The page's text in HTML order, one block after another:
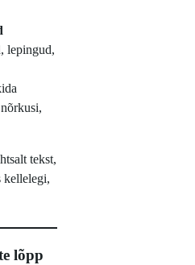
lepingud,
tekst,
kellelegi,
lõpp